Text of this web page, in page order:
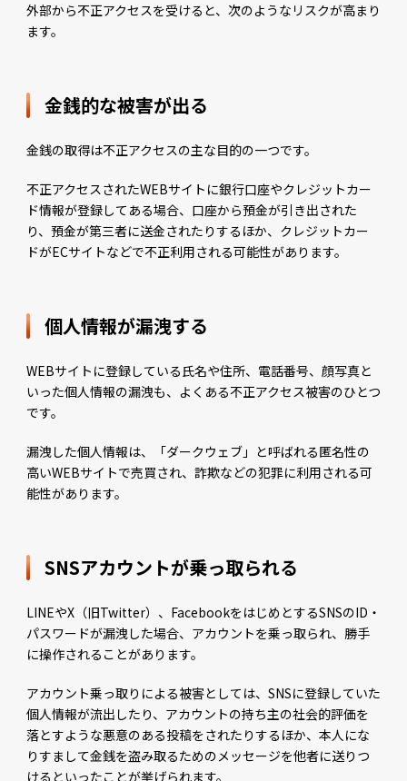
外部から不正アクセスを受けると、次のようなリスクが高まり
ます。
金銭的な被害が出る
金銭の取得は不正アクセスの主な目的の一つです。
不正アクセスされたWEBサイトに銀行口座やクレジットカー
ド情報が登録してある場合、口座から預金が引き出された
り、預金が第三者に送金されたりするほか、クレジットカー
ドがECサイトなどで不正利用される可能性があります。
個人情報が漏洩する
WEBサイトに登録している氏名や住所、電話番号、顔写真と
いった個人情報の漏洩も、よくある不正アクセス被害のひとつ
です。
漏洩した個人情報は、「ダークウェブ」と呼ばれる匿名性の
高いWEBサイトで売買され、詐欺などの犯罪に利用される可
能性があります。
SNSアカウントが乗っ取られる
LINEやX（旧Twitter）、FacebookをはじめとするSNSのID・
パスワードが漏洩した場合、アカウントを乗っ取られ、勝手
に操作されることがあります。
アカウント乗っ取りによる被害としては、SNSに登録していた
個人情報が流出したり、アカウントの持ち主の社会的評価を
落とすような悪意のある投稿をされたりするほか、本人にな
りすまして金銭を盗み取るためのメッセージを他者に送りつ
けるといったことが挙げられます。